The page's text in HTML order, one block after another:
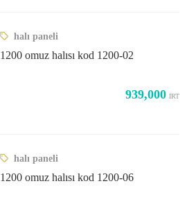
halı paneli
1200 omuz halısı kod 1200-02
939,000 IRT
halı paneli
1200 omuz halısı kod 1200-06